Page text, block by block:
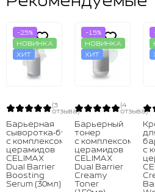
-25%
НОВИНКА
ХИТ
(3
отзыва)
Барьерная
сыворотка‑бустер
с комплексом
церамидов
CELIMAX
Dual Barrier
Boosting
Serum (30мл)
-15%
НОВИНКА
ХИТ
(4
отзыва)
Барьерный
тонер
с комплексом
церамидов
CELIMAX
Dual Barrier
Creamy
Toner
с